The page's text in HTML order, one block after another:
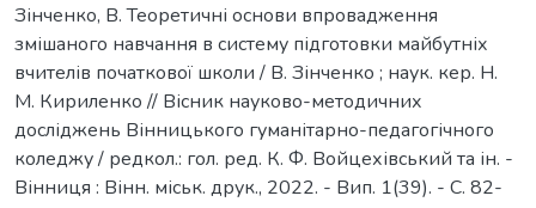
Зінченко, В. Теоретичні основи впровадження
змішаного навчання в систему підготовки майбутніх
вчителів початкової школи / В. Зінченко ; наук. кер. Н.
М. Кириленко // Вісник науково-методичних
досліджень Вінницького гуманітарно-педагогічного
коледжу / редкол.: гол. ред. К. Ф. Войцехівський та ін. -
Вінниця : Вінн. міськ. друк., 2022. - Вип. 1(39). - С. 82-